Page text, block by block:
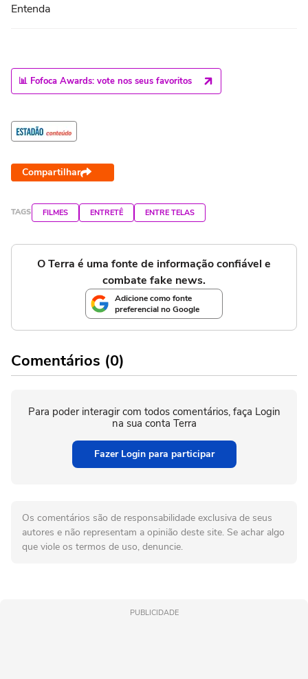
Entenda
📊 Fofoca Awards: vote nos seus favoritos
Compartilhar
TAGS FILMES ENTRETÊ ENTRE TELAS
O Terra é uma fonte de informação confiável e
combate fake news.
Adicione como fonte
preferencial no Google
Comentários (0)
Para poder interagir com todos comentários, faça Login
na sua conta Terra
Fazer Login para participar
Os comentários são de responsabilidade exclusiva de seus
autores e não representam a opinião deste site. Se achar algo
que viole os termos de uso, denuncie.
PUBLICIDADE